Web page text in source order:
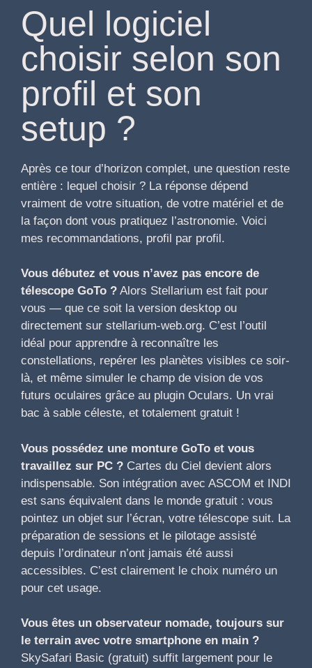
Quel logiciel
choisir selon son
profil et son
setup ?
Après ce tour d’horizon complet, une question reste
entière : lequel choisir ? La réponse dépend
vraiment de votre situation, de votre matériel et de
la façon dont vous pratiquez l’astronomie. Voici
mes recommandations, profil par profil.
Vous débutez et vous n’avez pas encore de
télescope GoTo ? Alors Stellarium est fait pour
vous — que ce soit la version desktop ou
directement sur stellarium-web.org. C’est l’outil
idéal pour apprendre à reconnaître les
constellations, repérer les planètes visibles ce soir-
là, et même simuler le champ de vision de vos
futurs oculaires grâce au plugin Oculars. Un vrai
bac à sable céleste, et totalement gratuit !
Vous possédez une monture GoTo et vous
travaillez sur PC ? Cartes du Ciel devient alors
indispensable. Son intégration avec ASCOM et INDI
est sans équivalent dans le monde gratuit : vous
pointez un objet sur l’écran, votre télescope suit. La
préparation de sessions et le pilotage assisté
depuis l’ordinateur n’ont jamais été aussi
accessibles. C’est clairement le choix numéro un
pour cet usage.
Vous êtes un observateur nomade, toujours sur
le terrain avec votre smartphone en main ?
SkySafari Basic (gratuit) suffit largement pour le